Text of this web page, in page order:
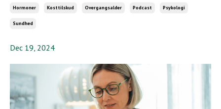
Hormoner Kosttilskud Overgangsalder Podcast Psykologi
Sundhed
Dec 19, 2024